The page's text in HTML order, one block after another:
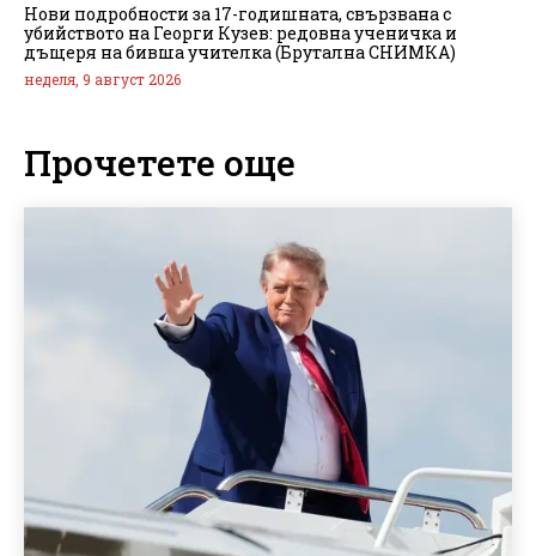
Нови подробности за 17-годишната, свързвана с
убийството на Георги Кузев: редовна ученичка и
дъщеря на бивша учителка (Брутална СНИМКА)
неделя, 9 август 2026
Прочетете още